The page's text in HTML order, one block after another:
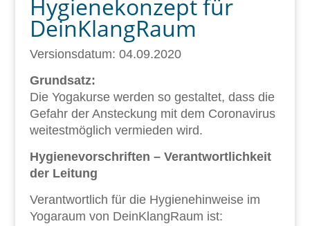
Hygienekonzept für
DeinKlangRaum
Versionsdatum: 04.09.2020
Grundsatz:
Die Yogakurse werden so gestaltet, dass die
Gefahr der Ansteckung mit dem Coronavirus
weitestmöglich vermieden wird.
Hygienevorschriften – Verantwortlichkeit
der Leitung
Verantwortlich für die Hygienehinweise im
Yogaraum von DeinKlangRaum ist: